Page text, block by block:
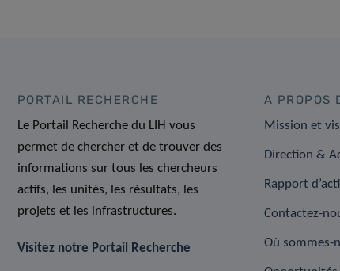
PORTAIL RECHERCHE
Le Portail Recherche du LIH vous
permet de chercher et de trouver des
informations sur tous les chercheurs
actifs, les unités, les résultats, les
projets et les infrastructures.
Visitez notre Portail Recherche
A PROPOS
Mission et
Direction &
Rapport
Contactez-
Où sommes-